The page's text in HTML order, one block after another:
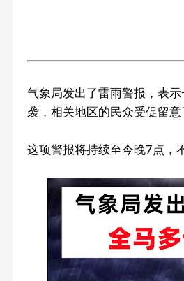
气象局发出了雷雨警报，表
袭，相关地区的民众受促留意
这项警报将持续至今晚7点，